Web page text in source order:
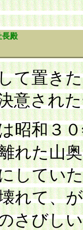
殿
置きた
意され
和３０
れた山
してい
れて、
さびし